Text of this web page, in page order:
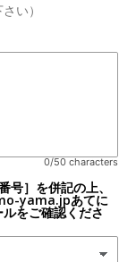
い）
0/50 characters
］を併記の上、
yama.jpあてに
をご確認くださ